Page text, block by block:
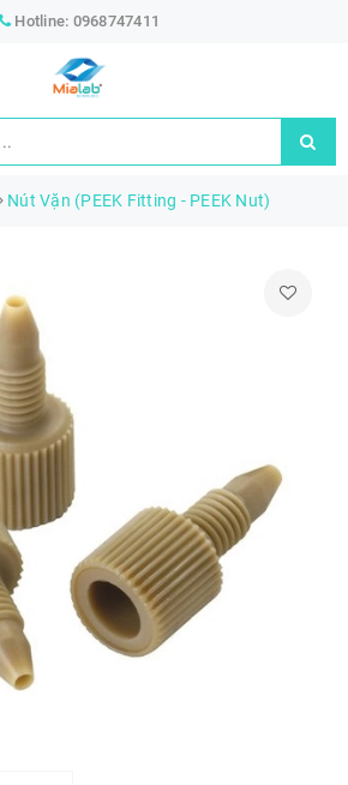
Hotline: 0968747411
Nút Vặn (PEEK Fitting - PEEK Nut)